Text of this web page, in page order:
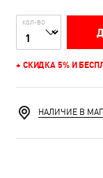
КОЛ-ВО
+ СКИДКА 5% И
НАЛИЧИЕ В